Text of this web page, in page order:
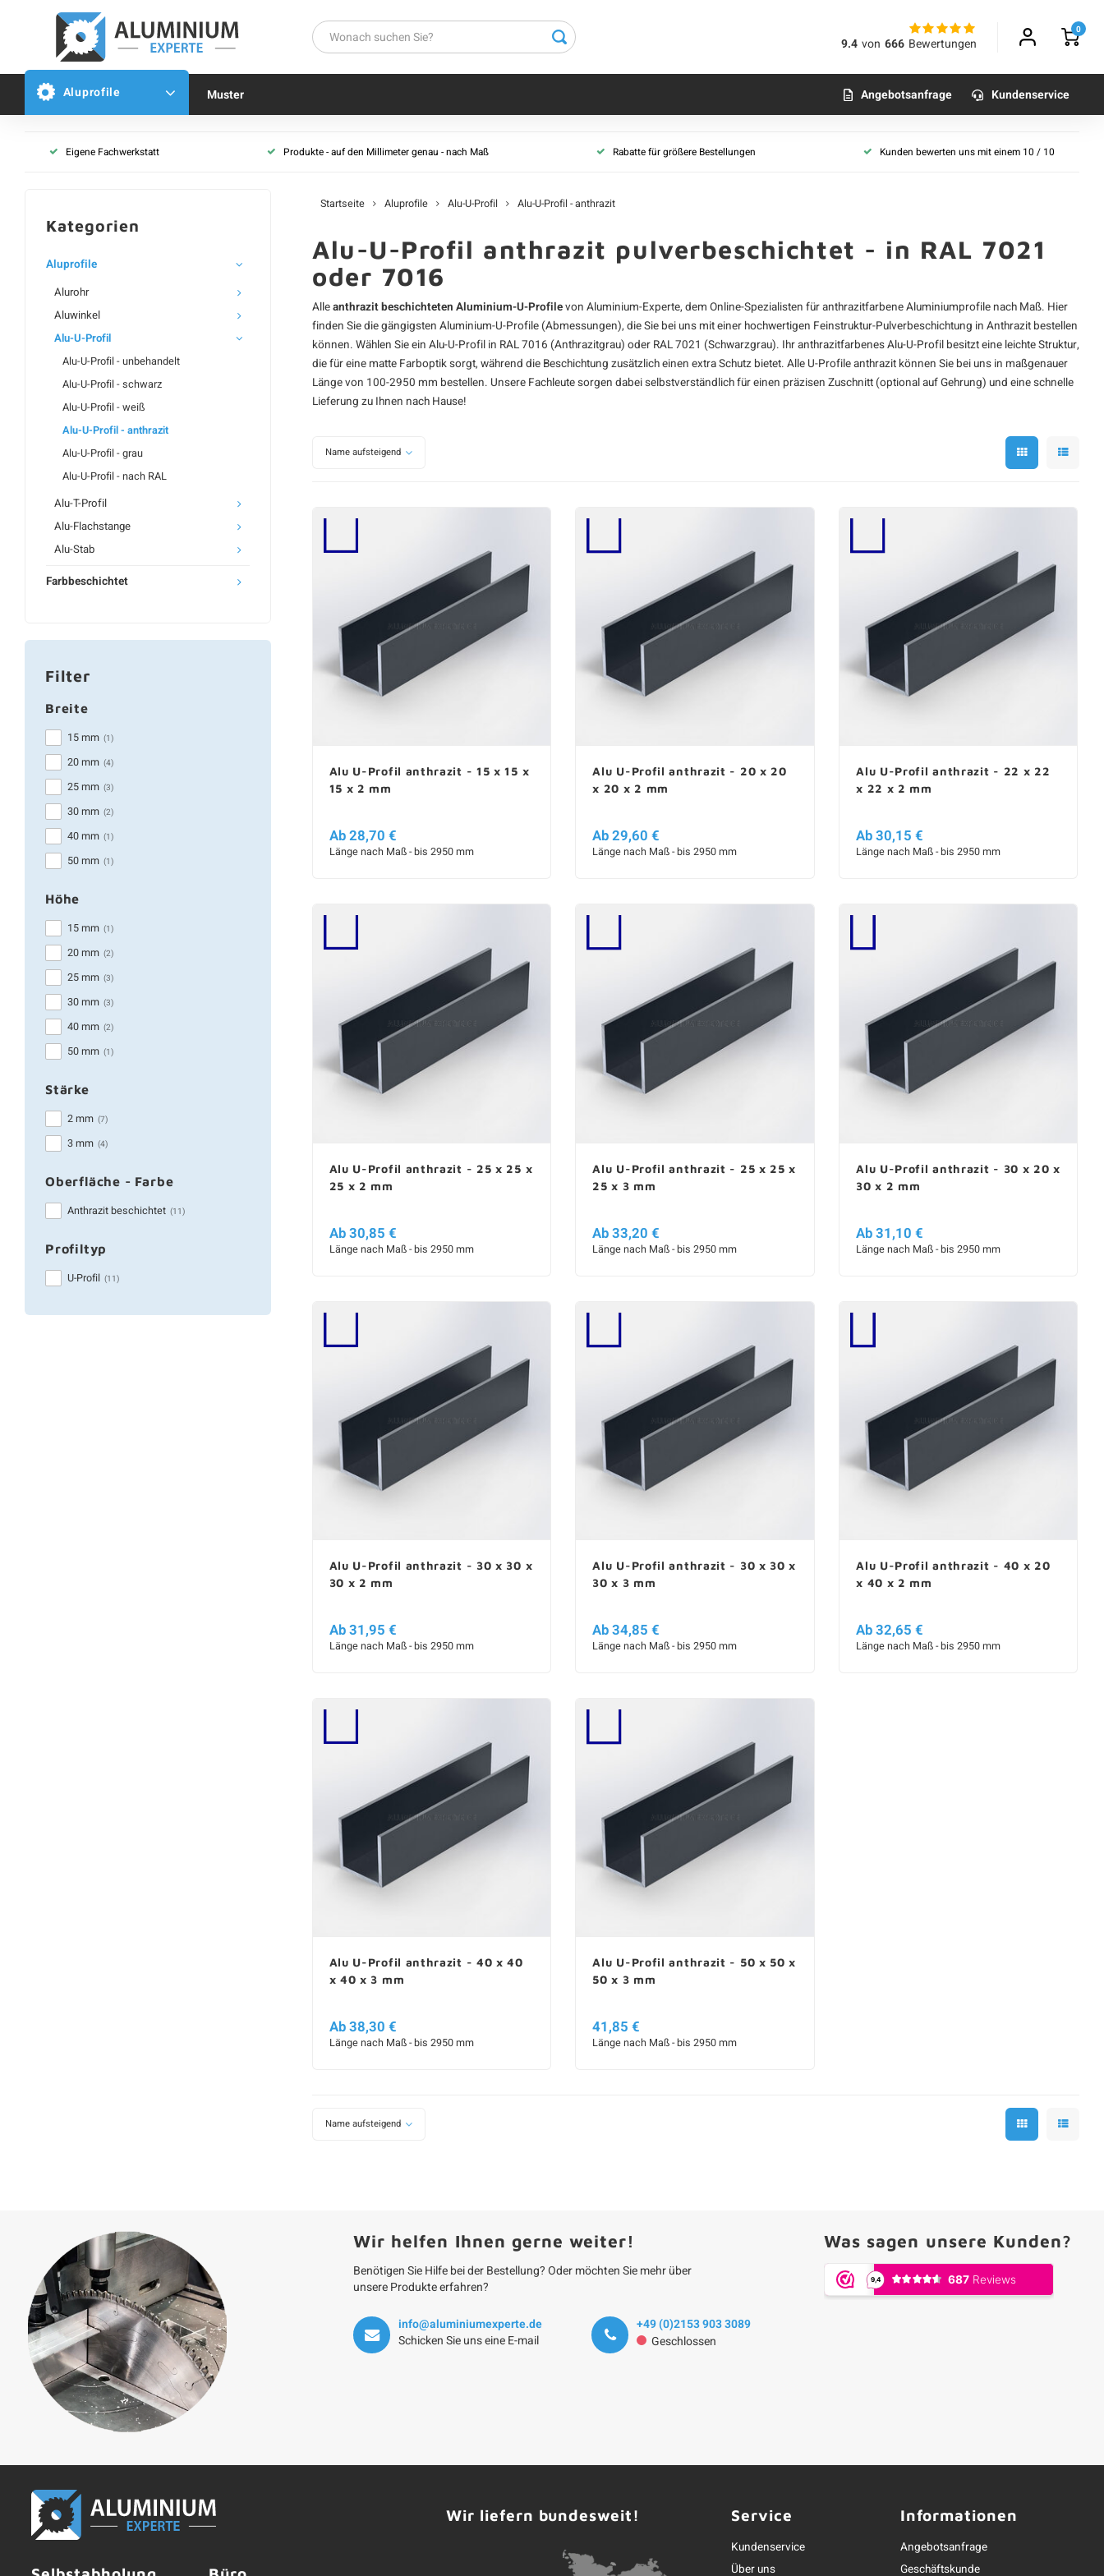
9.4 von 666 Bewertungen
0
Aluprofile
Alu-U-Profil - nach RAL
Angebotsanfrage Kundenservice
Muster
Eigene Fachwerkstatt Produkte - auf den Millimeter genau - nach Maß Rabatte für größere Bestellungen Kunden bewerten uns mit einem 10 / 10
Kategorien
Aluprofile
Alurohr
Aluwinkel
Alu-U-Profil
Alu-U-Profil - unbehandelt
Alu-U-Profil - schwarz
Alu-U-Profil - weiß
Alu-U-Profil - anthrazit
Alu-U-Profil - grau
Alu-U-Profil - nach RAL
Alu-T-Profil
Alu-Flachstange
Alu-Stab
Farbbeschichtet
Filter
Breite
15 mm (1)
20 mm (4)
25 mm (3)
30 mm (2)
40 mm (1)
50 mm (1)
Höhe
15 mm (1)
20 mm (2)
25 mm (3)
30 mm (3)
40 mm (2)
50 mm (1)
Stärke
2 mm (7)
3 mm (4)
Oberfläche - Farbe
Anthrazit beschichtet (11)
Profiltyp
U-Profil (11)
Startseite Aluprofile Alu-U-Profil Alu-U-Profil - anthrazit
Alu-U-Profil anthrazit pulverbeschichtet - in RAL 7021
oder 7016
Alleanthrazit beschichteten Aluminium-U-Profilevon Aluminium-Experte, dem Online-Spezialisten für anthrazitfarbeneAluminiumprofile nach Maß. Hier
finden Sie die gängigsten Aluminium-U-Profile (Abmessungen), die Sie bei uns mit einer hochwertigen Feinstruktur-Pulverbeschichtung in Anthrazit bestellen
können. Wählen Sie ein Alu-U-Profil in RAL 7016 (Anthrazitgrau) oder RAL 7021 (Schwarzgrau). Ihr anthrazitfarbenes Alu-U-Profil besitzt eine leichte Struktur,
die für eine matte Farboptik sorgt, während die Beschichtung zusätzlich einen extra Schutz bietet. Alle U-Profile anthrazit können Sie bei uns in maßgenauer
Länge von 100-2950 mm bestellen. Unsere Fachleute sorgen dabei selbstverständlich für einen präzisen Zuschnitt (optional auf Gehrung) und eine schnelle
Lieferung zu Ihnen nach Hause!
Name aufsteigend
Alu U-Profil anthrazit - 15 x 15 x
15 x 2 mm
Ab 28,70 €
Länge nach Maß - bis 2950 mm
Alu U-Profil anthrazit - 20 x 20
x 20 x 2 mm
Ab 29,60 €
Länge nach Maß - bis 2950 mm
Alu U-Profil anthrazit - 22 x 22
x 22 x 2 mm
Ab 30,15 €
Länge nach Maß - bis 2950 mm
Alu U-Profil anthrazit - 25 x 25 x
25 x 2 mm
Ab 30,85 €
Länge nach Maß - bis 2950 mm
Alu U-Profil anthrazit - 25 x 25 x
25 x 3 mm
Ab 33,20 €
Länge nach Maß - bis 2950 mm
Alu U-Profil anthrazit - 30 x 20 x
30 x 2 mm
Ab 31,10 €
Länge nach Maß - bis 2950 mm
Alu U-Profil anthrazit - 30 x 30 x
30 x 2 mm
Ab 31,95 €
Länge nach Maß - bis 2950 mm
Alu U-Profil anthrazit - 30 x 30 x
30 x 3 mm
Ab 34,85 €
Länge nach Maß - bis 2950 mm
Alu U-Profil anthrazit - 40 x 20
x 40 x 2 mm
Ab 32,65 €
Länge nach Maß - bis 2950 mm
Alu U-Profil anthrazit - 40 x 40
x 40 x 3 mm
Ab 38,30 €
Länge nach Maß - bis 2950 mm
Alu U-Profil anthrazit - 50 x 50 x
50 x 3 mm
Ab 41,85 €
Länge nach Maß - bis 2950 mm
Name aufsteigend
Wir helfen Ihnen gerne weiter!
Benötigen Sie Hilfe bei der Bestellung? Oder möchten Sie mehr über
unsere Produkte erfahren?
info@aluminiumexperte.de
Schicken Sie uns eine E-mail
+49 (0)2153 903 3089
Geschlossen
Was sagen unsere Kunden?
Wir liefern bundesweit! Service
Kundenservice
Über uns
Informationen
Angebotsanfrage
Geschäftskunde